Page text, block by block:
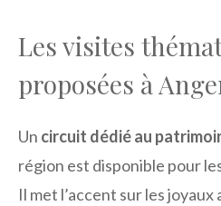
Les visites
proposées à
Un circuit dédié au
région est disponible pour
Il met l’accent sur les